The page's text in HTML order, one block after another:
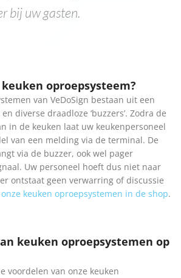
bij uw gasten.
oproepsysteem?
van VeDoSign bestaan uit een
diverse draadloze ‘buzzers’. Zodra de
in de keuken laat uw keukenpersoneel
van een melding via de terminal. De
via de buzzer, ook wel pager
Uw personeel hoeft dus niet naar
ontstaat geen verwarring of discussie
onze keuken oproepsystemen in de shop.
keuken oproepsystemen op
voordelen van onze keuken